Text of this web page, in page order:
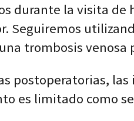
durante la visita de
Seguiremos
trombosis venosa
postoperatorias,
es limitado como